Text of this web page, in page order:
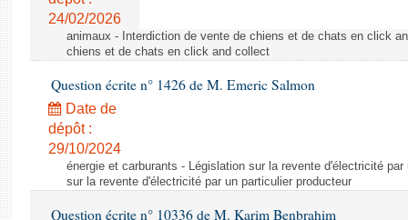
24/02/2026
animaux - Interdiction de vente de chiens et de chats en click
chiens et de chats en click and collect
Question écrite n° 1426 de M. Emeric Salmon
Date de
dépôt :
29/10/2024
énergie et carburants - Législation sur la revente d'électricité
sur la revente d'électricité par un particulier producteur
Question écrite n° 10336 de M. Karim Benbrahim